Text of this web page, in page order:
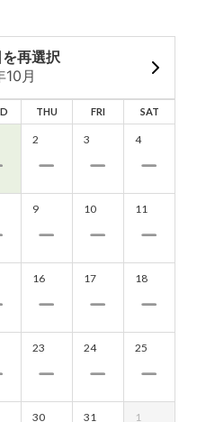
再選択
月
THU FRI SAT
2 3 4
9 10 11
16 17 18
23 24 25
30 31 1